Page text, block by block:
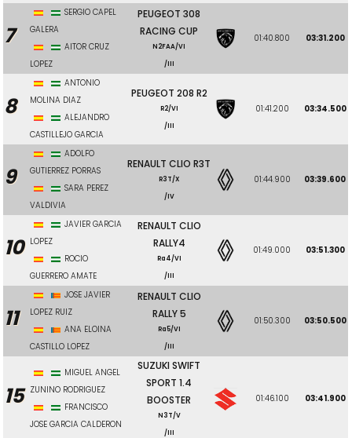
7
SERGIO CAPEL
GALERA
AITOR CRUZ
LOPEZ
PEUGEOT 308
RACING CUP
N2FAA/VI
/III
01:40.800 03:31.200
8
ANTONIO
MOLINA DIAZ
ALEJANDRO
CASTILLEJO GARCIA
PEUGEOT 208 R2
R2/VI
/III
01:41.200 03:34.500
9
ADOLFO
GUTIERREZ PORRAS
SARA PEREZ
VALDIVIA
RENAULT CLIO R3T
R3T/X
/IV
01:44.900 03:39.600
10
JAVIER GARCIA
LOPEZ
ROCIO
GUERRERO AMATE
RENAULT CLIO
RALLY4
Ra4/VI
/III
01:49.000 03:51.300
11
JOSE JAVIER
LOPEZ RUIZ
ANA ELOINA
CASTILLO LOPEZ
RENAULT CLIO
RALLY 5
Ra5/VI
/III
01:50.300 03:50.500
15
MIGUEL ANGEL
ZUNINO RODRIGUEZ
FRANCISCO
JOSE GARCIA CALDERON
SUZUKI SWIFT
SPORT 1.4
BOOSTER
N3T/V
/III
01:46.100 03:41.900